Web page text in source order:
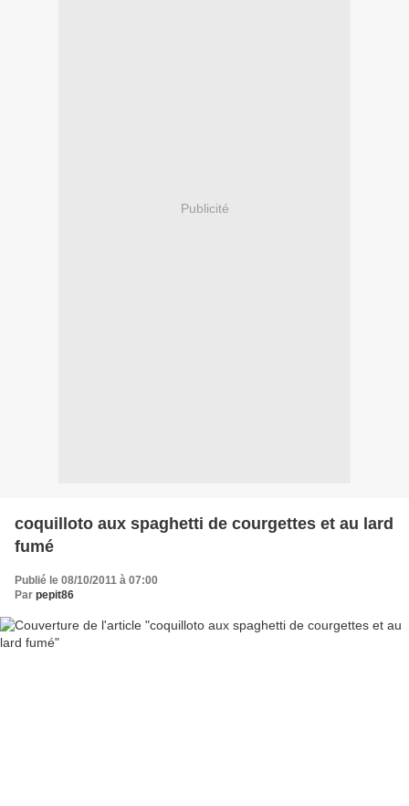
Publicité
coquilloto aux spaghetti de courgettes et au lard
fumé
Publié le 08/10/2011 à 07:00
Par pepit86